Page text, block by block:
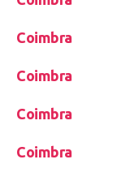
Coimbra
Coimbra
Coimbra
Coimbra